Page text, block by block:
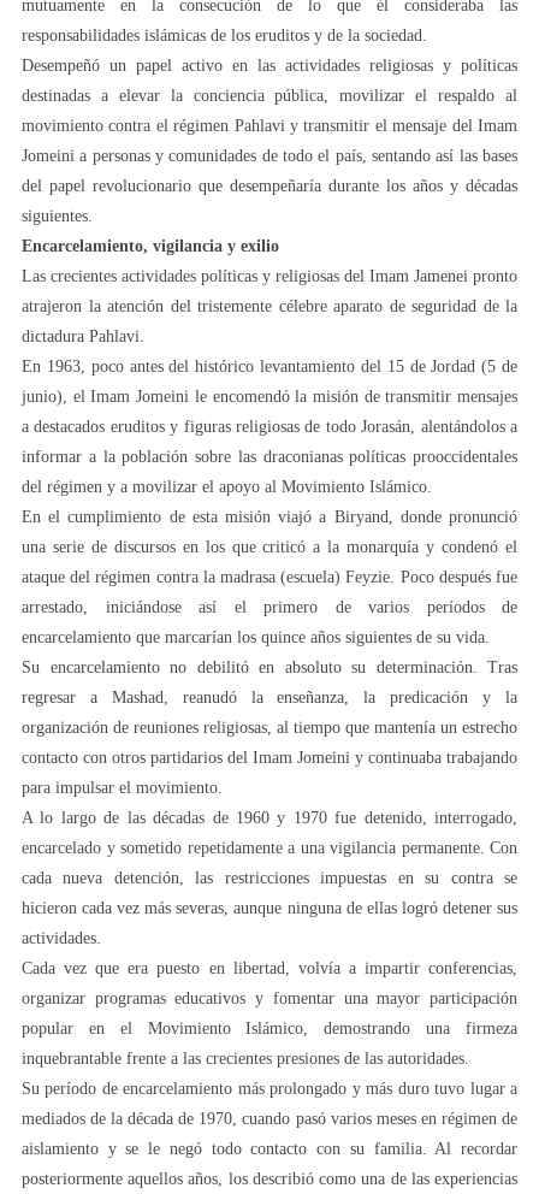
mutuamente en la consecución de lo que él consideraba las
responsabilidades islámicas de los eruditos y de la sociedad.
Desempeñó un papel activo en las actividades religiosas y políticas
destinadas a elevar la conciencia pública, movilizar el respaldo al
movimiento contra el régimen Pahlavi y transmitir el mensaje del Imam
Jomeini a personas y comunidades de todo el país, sentando así las bases
del papel revolucionario que desempeñaría durante los años y décadas
siguientes.
Encarcelamiento, vigilancia y exilio
Las crecientes actividades políticas y religiosas del Imam Jamenei pronto
atrajeron la atención del tristemente célebre aparato de seguridad de la
dictadura Pahlavi.
En 1963, poco antes del histórico levantamiento del 15 de Jordad (5 de
junio), el Imam Jomeini le encomendó la misión de transmitir mensajes
a destacados eruditos y figuras religiosas de todo Jorasán, alentándolos a
informar a la población sobre las draconianas políticas prooccidentales
del régimen y a movilizar el apoyo al Movimiento Islámico.
En el cumplimiento de esta misión viajó a Biryand, donde pronunció
una serie de discursos en los que criticó a la monarquía y condenó el
ataque del régimen contra la madrasa (escuela) Feyzie. Poco después fue
arrestado, iniciándose así el primero de varios períodos de
encarcelamiento que marcarían los quince años siguientes de su vida.
Su encarcelamiento no debilitó en absoluto su determinación. Tras
regresar a Mashad, reanudó la enseñanza, la predicación y la
organización de reuniones religiosas, al tiempo que mantenía un estrecho
contacto con otros partidarios del Imam Jomeini y continuaba trabajando
para impulsar el movimiento.
A lo largo de las décadas de 1960 y 1970 fue detenido, interrogado,
encarcelado y sometido repetidamente a una vigilancia permanente. Con
cada nueva detención, las restricciones impuestas en su contra se
hicieron cada vez más severas, aunque ninguna de ellas logró detener sus
actividades.
Cada vez que era puesto en libertad, volvía a impartir conferencias,
organizar programas educativos y fomentar una mayor participación
popular en el Movimiento Islámico, demostrando una firmeza
inquebrantable frente a las crecientes presiones de las autoridades.
Su período de encarcelamiento más prolongado y más duro tuvo lugar a
mediados de la década de 1970, cuando pasó varios meses en régimen de
aislamiento y se le negó todo contacto con su familia. Al recordar
posteriormente aquellos años, los describió como una de las experiencias